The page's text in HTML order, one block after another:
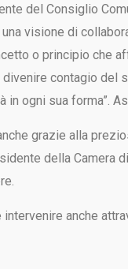
del Consiglio
visione di
o principio che
contagio del
in ogni sua forma”.
grazie alla
della Camera
anche